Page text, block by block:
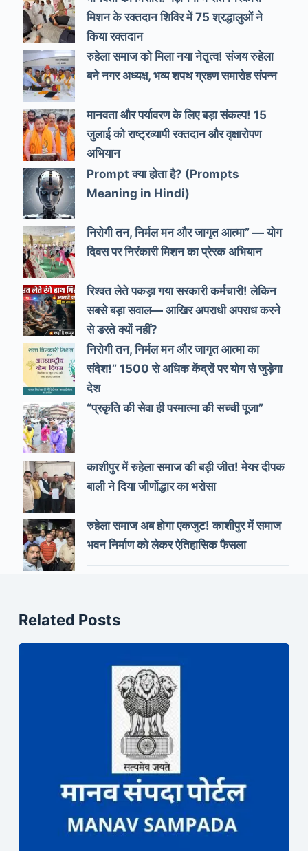
मिशन के रक्तदान शिविर में 75 श्रद्धालुओं ने
किया रक्तदान
रुहेला समाज को मिला नया नेतृत्व! संजय रुहेला
बने नगर अध्यक्ष, भव्य शपथ ग्रहण समारोह संपन्न
मानवता और पर्यावरण के लिए बड़ा संकल्प! 15
जुलाई को राष्ट्रव्यापी रक्तदान और वृक्षारोपण
अभियान
Prompt क्या होता है? (Prompts
Meaning in Hindi)
निरोगी तन, निर्मल मन और जागृत आत्मा” — योग
दिवस पर निरंकारी मिशन का प्रेरक अभियान
रिश्वत लेते पकड़ा गया सरकारी कर्मचारी! लेकिन
सबसे बड़ा सवाल— आखिर अपराधी अपराध करने
से डरते क्यों नहीं?
निरोगी तन, निर्मल मन और जागृत आत्मा का
संदेश!” 1500 से अधिक केंद्रों पर योग से जुड़ेगा
देश
“प्रकृति की सेवा ही परमात्मा की सच्ची पूजा”
काशीपुर में रुहेला समाज की बड़ी जीत! मेयर दीपक
बाली ने दिया जीर्णोद्धार का भरोसा
रुहेला समाज अब होगा एकजुट! काशीपुर में समाज
भवन निर्माण को लेकर ऐतिहासिक फैसला
Related Posts